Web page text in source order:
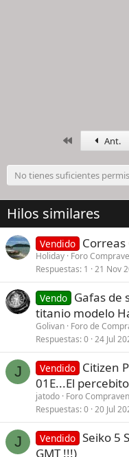
PrimeroAnt.
No tienes suficientes
Hilos similares
Vendido
Holiday Foro
Respuestas 1 21 Nov
Vendo Gafas de
titanio modelo
Golivan Foro de
Respuestas 0 24 Jul
J Vendido Citizen
01E...El
jatodo Foro
Respuestas 0 20 Jul
J Vendido Seiko 5
GMT !!!)